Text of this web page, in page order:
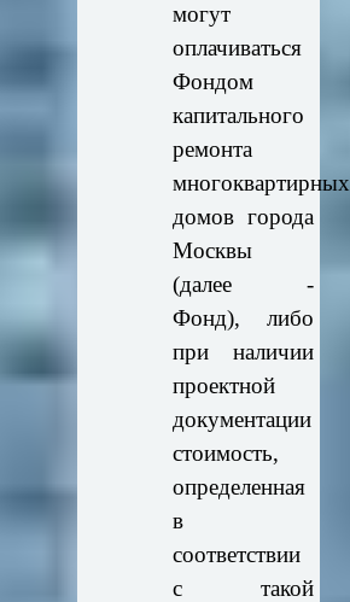
могут
оплачиваться
Фондом
капитального
ремонта
многоквартирных
домов города
Москвы
(далее -
Фонд), либо
при наличии
проектной
документации
стоимость,
определенная
в
соответствии
с такой